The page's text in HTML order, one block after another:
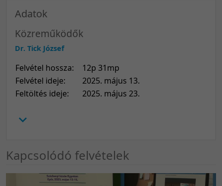
Adatok
Közreműködők
Dr. Tick József
Felvétel hossza:
12p 31mp
Felvétel ideje:
2025. május 13.
Feltöltés ideje:
2025. május 23.
Kapcsolódó felvételek